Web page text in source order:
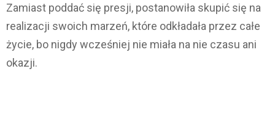
Zamiast poddać się presji, postanowiła skupić się na
realizacji swoich marzeń, które odkładała przez całe
życie, bo nigdy wcześniej nie miała na nie czasu ani
okazji.